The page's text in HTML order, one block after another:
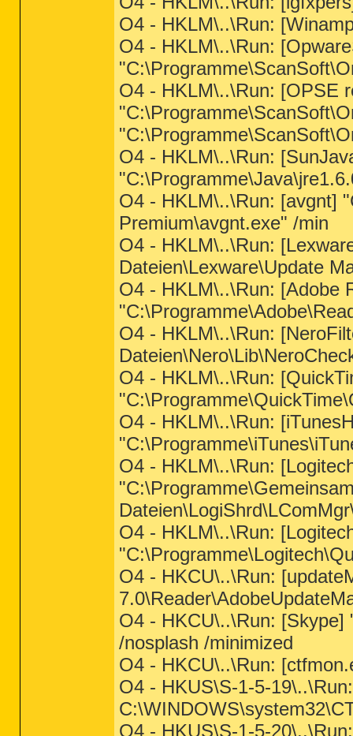
O4 - HKLM\..\Run:
O4 - HKLM\..\Run:
O4 - HKLM\..\Run: [OPSE
O4 - HKLM\..\Run:
O4 - HKLM\..\Run: [avgnt]
Premium\avgnt.exe" /min
O4 - HKLM\..\Run:
Dateien\Lexware\Update
O4 - HKLM\..\Run: [Adobe
O4 - HKLM\..\Run:
O4 - HKLM\..\Run:
O4 - HKLM\..\Run:
O4 - HKLM\..\Run:
O4 - HKLM\..\Run:
O4 - HKCU\..\Run:
O4 - HKCU\..\Run:
/nosplash /minimized
O4 - HKCU\..\Run:
O4 - HKUS\S-1-5-
O4 - HKUS\S-1-5-